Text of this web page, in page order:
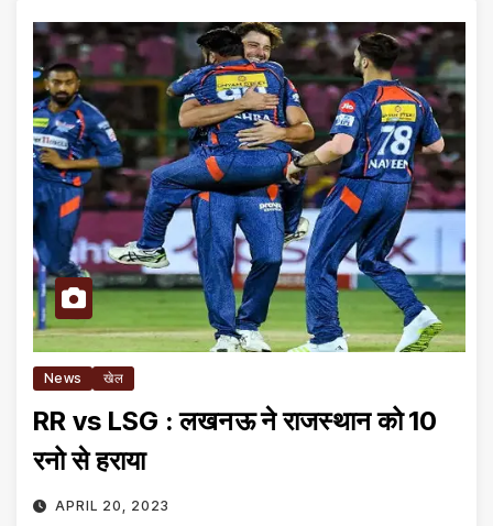
News खेल
RR vs LSG : लखनऊ ने राजस्थान को 10
रनो से हराया
APRIL 20, 2023